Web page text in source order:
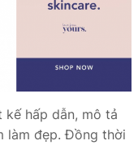
kế hấp dẫn, mô tả
làm đẹp. Đồng thời